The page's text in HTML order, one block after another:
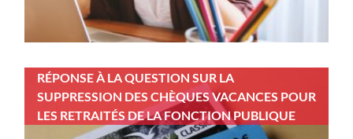
RÉPONSE À LA QUESTION SUR LA
SUPPRESSION DES CHÈQUES VACANCES POUR
LES RETRAITÉS DE LA FONCTION PUBLIQUE